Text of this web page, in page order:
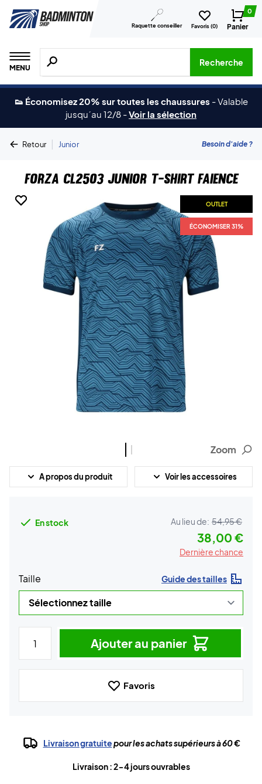
Raquette conseiller Favoris (0)
0
Panier
MENU
Recherche de produits, de marques, etc.
Recherche
👟 Économisez 20% sur toutes les chaussures -Valable
jusqu´au 12/8 -Voir la sélection
Retour | Junior Besoin d'aide ?
Forza CL2503 Junior T-shirt Faience
OUTLET
ÉCONOMISER 31%
OUTLET
ÉCONOMISER 31%
Zoom
A propos du produit Voir les accessoires
En stock Au lieu de: 54,95 €
38,00 €
Dernière chance
Taille Guide des tailles
Ajouter au panier
Favoris
Livraison gratuitepour les achats supérieurs à 60 €
Livraison : 2-4 jours ouvrables